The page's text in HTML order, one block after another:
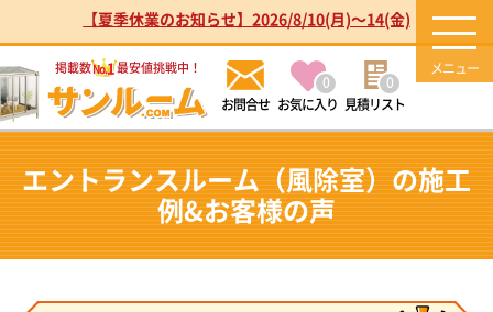
【夏季休業のお知らせ】2026/8/10(月)～14(金)
掲載数No.1最安値挑戦中！
お気に入り
0
見積リスト
0
エントランスルーム（風除室）の施工
例&お客様の声